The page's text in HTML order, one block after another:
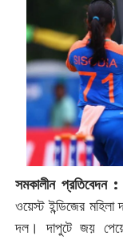
সমকালীন প্রতিবেদন :
ওয়েস্ট ইন্ডিজের
দল। দাপুটে জয়